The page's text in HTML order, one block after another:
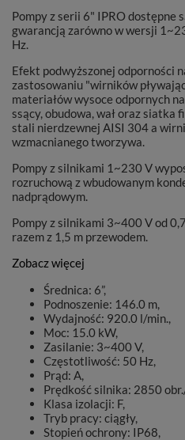
Pompy z serii 6" IPRO dostępne
gwarancją zarówno w wersji
Hz.
Efekt podwyższonej odporności
zastosowaniu "wirników
materiałów wysoce odpornych
ssący, obudowa, wał oraz siatka
stali nierdzewnej AISI 304 a
wzmacnianego tworzywa.
Pompy z silnikami 1~230 V
rozruchową z wbudowanym
nadprądowym.
Pompy z silnikami 3~400 V od
razem z 1,5 m przewodem.
Zobacz więcej
Średnica: 6”,
Podnoszenie: 146.0 m,
Wydajność: 920.0 l/min.,
Moc: 15.0 kW,
Zasilanie: 3~400 V,
Częstotliwość: 50 Hz,
Prąd: A,
Prędkość silnika: 2850
Klasa izolacji: F,
Tryb pracy: ciągły,
Stopień ochrony: IP68,